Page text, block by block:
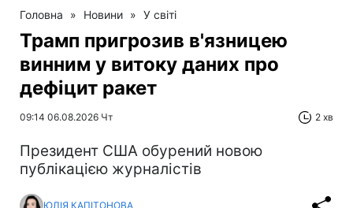
Головна » Новини » У світі
Трамп пригрозив в'язницею
винним у витоку даних про
дефіцит ракет
09:14 06.08.2026 Чт 2 хв
Президент США обурений новою
публікацією журналістів
ЮЛІЯ КАПІТОНОВА